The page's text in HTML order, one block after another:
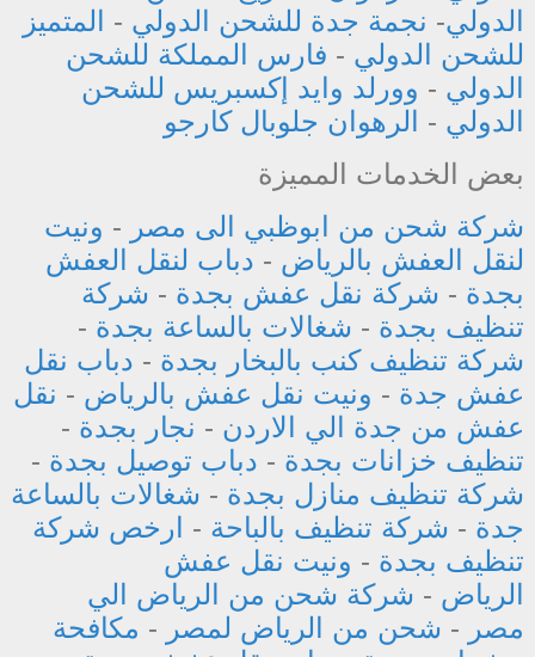
الدولي- نجمة جدة للشحن الدولي -
المتميز
للشحن الدولي - فارس المملكة للشحن
الدولي - وورلد وايد إكسبريس للشحن
الدولي -
الرهوان جلوبال كارجو
بعض الخدمات المميزة
شركة شحن من ابوظبي الى مصر - ونيت
لنقل العفش بالرياض - دباب لنقل العفش
بجدة - شركة نقل عفش بجدة - شركة
تنظيف بجدة - شغالات بالساعة بجدة -
شركة تنظيف كنب بالبخار بجدة - دباب نقل
عفش جدة - ونيت نقل عفش بالرياض - نقل
عفش من جدة الي الاردن - نجار بجدة -
تنظيف خزانات بجدة - دباب توصيل بجدة -
شركة تنظيف منازل بجدة - شغالات بالساعة
جدة - شركة تنظيف بالباحة - ارخص شركة
تنظيف بجدة - ونيت نقل عفش
الرياض - شركة شحن من الرياض الي
مصر - شحن من الرياض لمصر - مكافحة